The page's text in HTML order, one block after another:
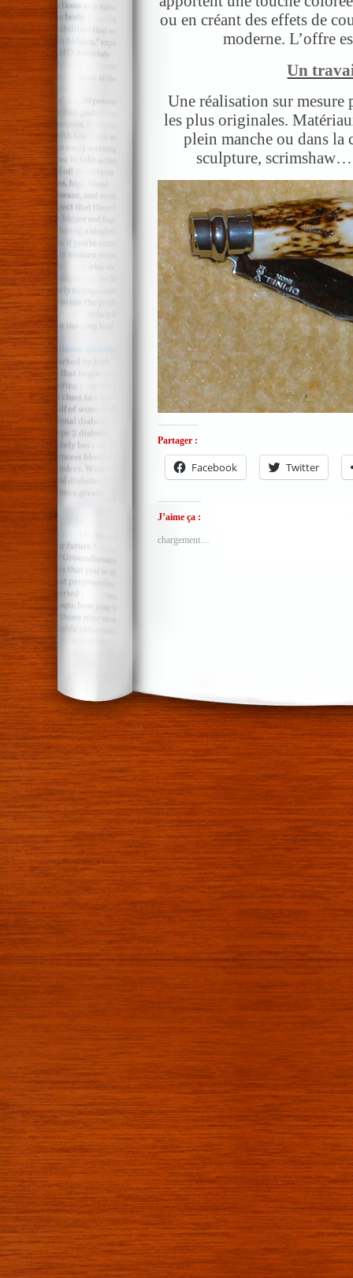
ou en créant des effets de
moderne. L’offre
Un
Une réalisation sur mesure
les plus originales.
plein manche ou dans la
sculpture,
Partager :
Facebook Twitter
J’aime ça :
chargement…